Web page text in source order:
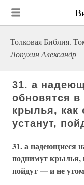
Толковая Библия.
Лопухин Александр
31. а
обновятся
крылья, как
устанут,
31. а надеющиеся
поднимут крылья,
пойдут — и не